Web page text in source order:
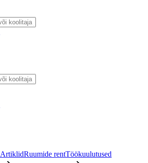
ArtiklidRuumide rentTöökuulutused